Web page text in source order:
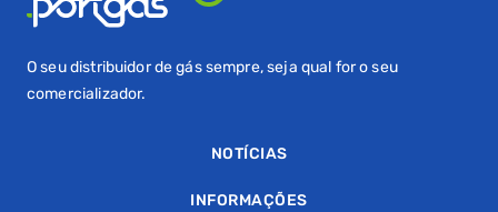
O seu distribuidor de gás sempre, seja qual for o seu
comercializador.
NOTÍCIAS
INFORMAÇÕES